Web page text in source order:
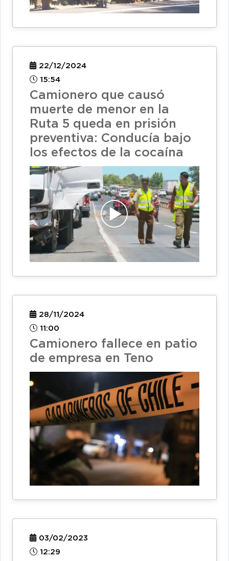
22/12/2024
15:54
Camionero que causó
muerte de menor en la
Ruta 5 queda en prisión
preventiva: Conducía bajo
los efectos de la cocaína
28/11/2024
11:00
Camionero fallece en patio
de empresa en Teno
03/02/2023
12:29